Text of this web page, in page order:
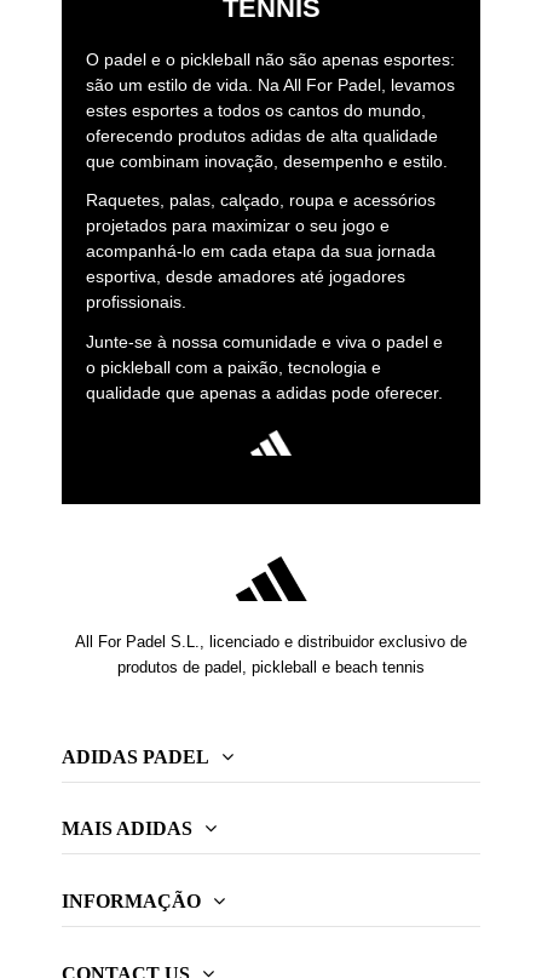
TENNIS
O padel e o pickleball não são apenas esportes:
são um estilo de vida. Na All For Padel, levamos
estes esportes a todos os cantos do mundo,
oferecendo produtos adidas de alta qualidade
que combinam inovação, desempenho e estilo.
Raquetes, palas, calçado, roupa e acessórios
projetados para maximizar o seu jogo e
acompanhá-lo em cada etapa da sua jornada
esportiva, desde amadores até jogadores
profissionais.
Junte-se à nossa comunidade e viva o padel e
o pickleball com a paixão, tecnologia e
qualidade que apenas a adidas pode oferecer.
All For Padel S.L., licenciado e distribuidor exclusivo de
produtos de padel, pickleball e beach tennis
ADIDAS PADEL
MAIS ADIDAS
INFORMAÇÃO
CONTACT US